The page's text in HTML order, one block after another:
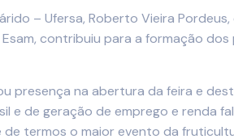
– Ufersa, Roberto Vieira
contribuiu para a formação
presença na abertura da feira e
e de geração de emprego e renda
termos o maior evento da